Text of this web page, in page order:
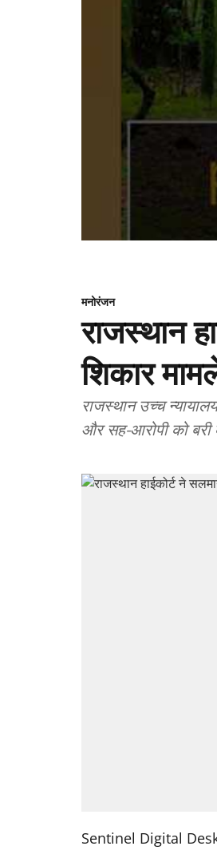
मनोरंजन
राजस्थान
शिकार
राजस्थान उच्च
और सह-आरोपी को
Sentinel Digital